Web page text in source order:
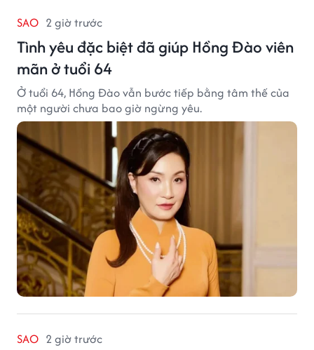
SAO 2 giờ trước
Tình yêu đặc biệt đã giúp Hồng Đào viên
mãn ở tuổi 64
Ở tuổi 64, Hồng Đào vẫn bước tiếp bằng tâm thế của
một người chưa bao giờ ngừng yêu.
SAO 2 giờ trước